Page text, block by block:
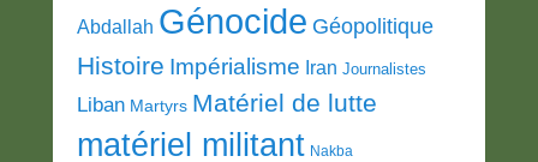
Abdallah Génocide Géopolitique
Histoire Impérialisme Iran Journalistes
Liban Martyrs Matériel de lutte
matériel militant Nakba